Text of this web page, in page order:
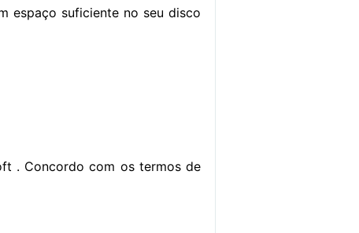
espaço suficiente no seu disco
. Concordo com os termos de